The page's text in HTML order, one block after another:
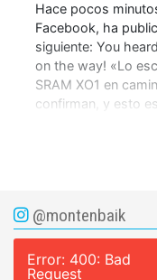
Hace pocos
Facebook, ha
siguiente: You
on the way! «Lo
SRAM XO1 en
confirman, y esto
@montenbaik
Error: 400: Bad
Request